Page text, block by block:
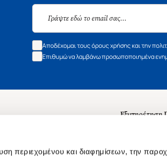
περιεχομένου και διαφημίσεων, την
Αποδέχομαι τους όρους χρήσης και την
Επιθυμώ να λαμβάνω προσωποποιημένα
Εξυπηρέτηση